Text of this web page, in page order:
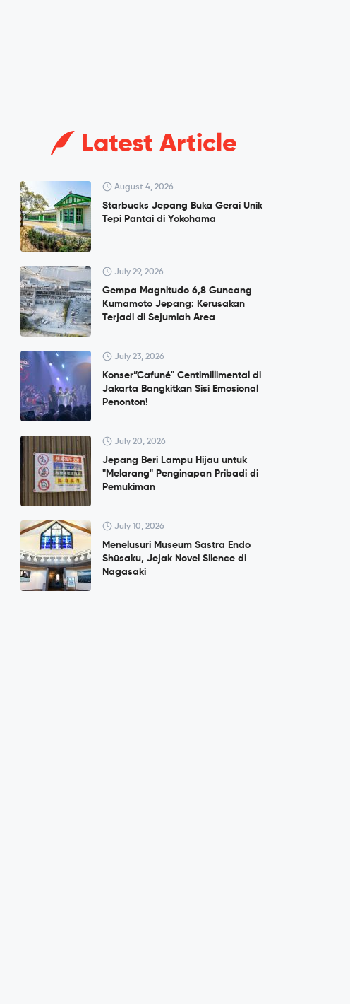
Latest Article
August 4, 2026
Starbucks Jepang Buka Gerai Unik
Tepi Pantai di Yokohama
July 29, 2026
Gempa Magnitudo 6,8 Guncang
Kumamoto Jepang: Kerusakan
Terjadi di Sejumlah Area
July 23, 2026
Konser”Cafuné" Centimillimental di
Jakarta Bangkitkan Sisi Emosional
Penonton!
July 20, 2026
Jepang Beri Lampu Hijau untuk
"Melarang" Penginapan Pribadi di
Pemukiman
July 10, 2026
Menelusuri Museum Sastra Endō
Shūsaku, Jejak Novel Silence di
Nagasaki